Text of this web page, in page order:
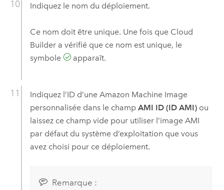
Indiquez le nom du déploiement.
Ce nom doit être unique. Une fois que Cloud
Buildera vérifié que ce nom est unique, le
symbole
apparaît.
Indiquez l’ID d’une Amazon Machine Image
personnalisée dans le champ AMI ID (ID AMI)ou
laissez ce champ vide pour utiliser l’image AMI
par défaut du système d’exploitation que vous
avez choisi pour ce déploiement.
Remarque :